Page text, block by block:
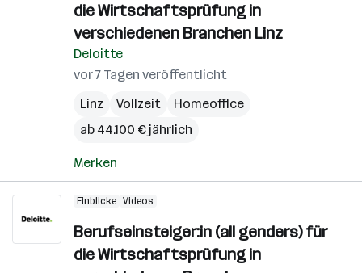
die Wirtschaftsprüfung in
verschiedenen Branchen Linz
Deloitte
vor 7 Tagen veröffentlicht
Linz
Vollzeit
Homeoffice
ab 44.100 € jährlich
Merken
Einblicke Videos
Berufseinsteiger:in (all genders) für
die Wirtschaftsprüfung in